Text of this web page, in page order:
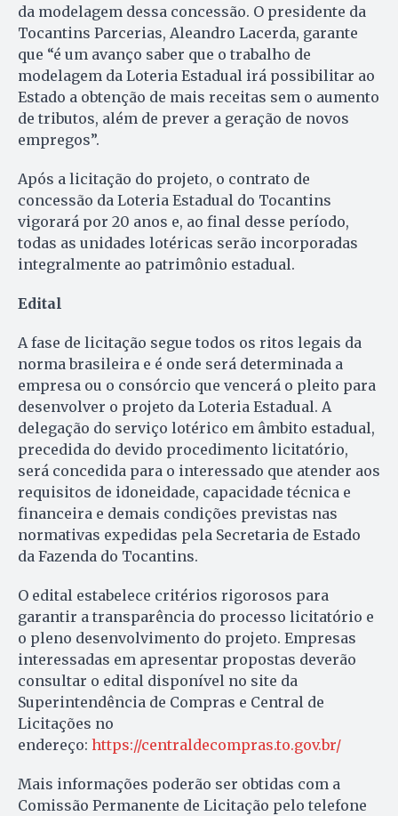
da modelagem dessa concessão. O presidente da
Tocantins Parcerias, Aleandro Lacerda, garante
que “é um avanço saber que o trabalho de
modelagem da Loteria Estadual irá possibilitar ao
Estado a obtenção de mais receitas sem o aumento
de tributos, além de prever a geração de novos
empregos”.
Após a licitação do projeto, o contrato de
concessão da Loteria Estadual do Tocantins
vigorará por 20 anos e, ao final desse período,
todas as unidades lotéricas serão incorporadas
integralmente ao patrimônio estadual.
Edital
A fase de licitação segue todos os ritos legais da
norma brasileira e é onde será determinada a
empresa ou o consórcio que vencerá o pleito para
desenvolver o projeto da Loteria Estadual. A
delegação do serviço lotérico em âmbito estadual,
precedida do devido procedimento licitatório,
será concedida para o interessado que atender aos
requisitos de idoneidade, capacidade técnica e
financeira e demais condições previstas nas
normativas expedidas pela Secretaria de Estado
da Fazenda do Tocantins.
O edital estabelece critérios rigorosos para
garantir a transparência do processo licitatório e
o pleno desenvolvimento do projeto. Empresas
interessadas em apresentar propostas deverão
consultar o edital disponível no site da
Superintendência de Compras e Central de
Licitações no
endereço: https://centraldecompras.to.gov.br/
Mais informações poderão ser obtidas com a
Comissão Permanente de Licitação pelo telefone